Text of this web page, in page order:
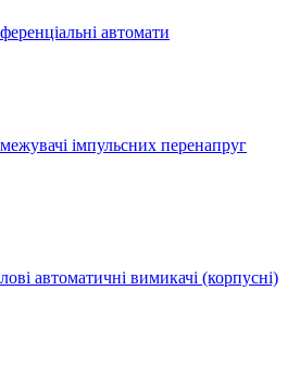
автомати
імпульсних перенапруг
автоматичні вимикачі (корпусні)